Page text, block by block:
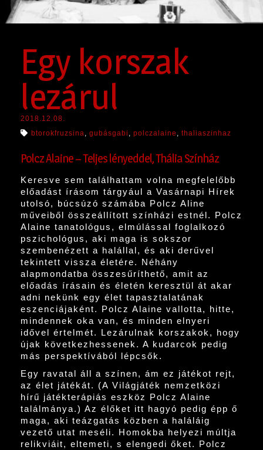
Egy korszak
lezárul
2018.12.08.
btorokfruzsina, gubásgabi , polczalaine , thaliaszinhaz
Polcz Alaine – Teljes lényeddel, Thália Színház
Keresve sem találhattam volna megfelelőbb
előadást írásom tárgyául a Vasárnapi Hírek
utolsó, búcsúzó számába Polcz Aline
műveiből összeállított színházi estnél. Polcz
Alaine tanatológus, elmúlással foglalkozó
pszichológus, aki maga is sokszor
szembenézett a halállal, és aki derűvel
tekintett vissza életére. Néhány
alapmondatba összesűríthető, amit az
előadás írásain és életén keresztül át akar
adni nekünk egy élet tapasztalatának
eszenciájaként. Polcz Alaine vallotta, hitte,
mindennek oka van, és minden elnyeri
idővel értelmét. Lezárulnak korszakok, hogy
újak következhessenek. A kudarcok pedig
más perspektívából lépcsők.
Egy ravatal áll a színen, ám ez játékot rejt,
az élet játékát. (A Világjáték nemzetközi
hírű játékterápiás eszköz Polcz Alaine
találmánya.) Az élőket itt hagyó pedig épp ő
maga, aki teázgatás közben a haláláig
vezető utat meséli. Homokba helyezi múltja
relikviáit, eltemeti, s elengedi őket. Polcz